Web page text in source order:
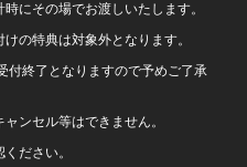
にその場でお渡しいたします。
の特典は対象外となります。
終了となりますので予めご了承
ンセル等はできません。
ださい。